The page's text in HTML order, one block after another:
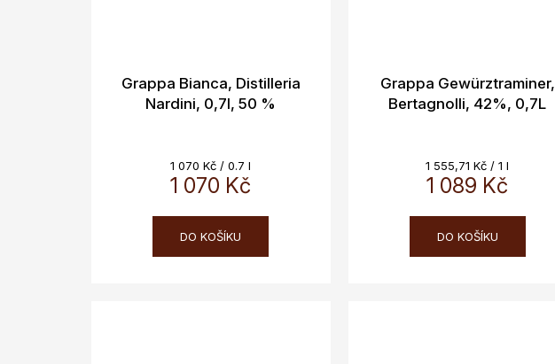
Grappa Bianca, Distilleria
Nardini, 0,7l, 50 %
1 070 Kč
Měrná
cena:
1 070 Kč / 0.7 l
DO KOŠÍKU
Grappa Gewürztraminer,
Bertagnolli, 42%, 0,7L
1 089 Kč
Měrná
cena:
1 555,71 Kč / 1 l
DO KOŠÍKU